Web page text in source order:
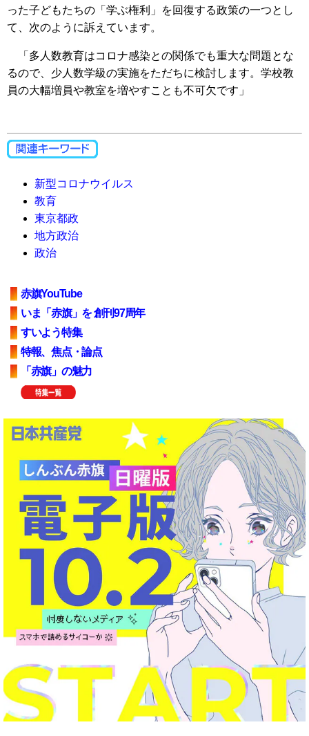
った子どもたちの「学ぶ権利」を回復する政策の一つとし
て、次のように訴えています。
「多人数教育はコロナ感染との関係でも重大な問題とな
るので、少人数学級の実施をただちに検討します。学校教
員の大幅増員や教室を増やすことも不可欠です」
新型コロナウイルス
教育
東京都政
地方政治
政治
赤旗YouTube
いま「赤旗」を 創刊97周年
すいよう特集
特報、焦点・論点
「赤旗」の魅力